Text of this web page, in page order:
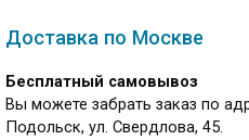
Доставка по Москве
Бесплатный самовывоз
Вы можете забрать заказ по
Подольск, ул. Свердлова, 45.